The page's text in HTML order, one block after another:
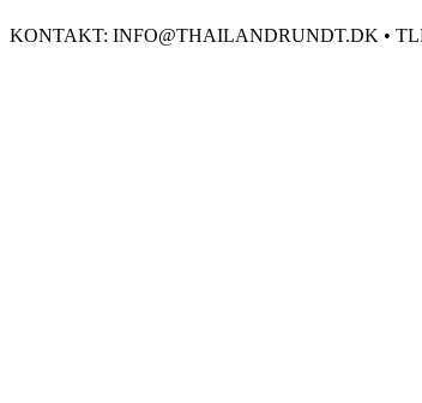
KONTAKT: INFO@THAILANDRUNDT.DK •